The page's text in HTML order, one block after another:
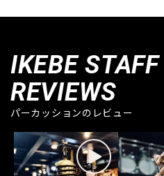
IKEBE STAFF
REVIEWS
パーカッションのレビュー